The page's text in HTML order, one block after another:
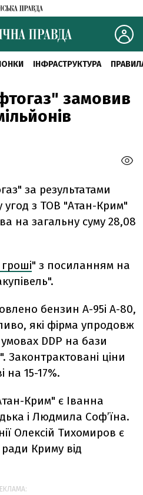
ІНФРАСТРУКТУРА
замовив
за результатами
угод з ТОВ "Атан-Крим"
на загальну суму 28,08
" з посиланням на
бензин А-95і А-80,
які фірма упродовж
DDP на бази
ціни
15-17%.
Крим" є Іванна
і Людмила Соф’їна.
Олексій Тихомиров є
Криму від